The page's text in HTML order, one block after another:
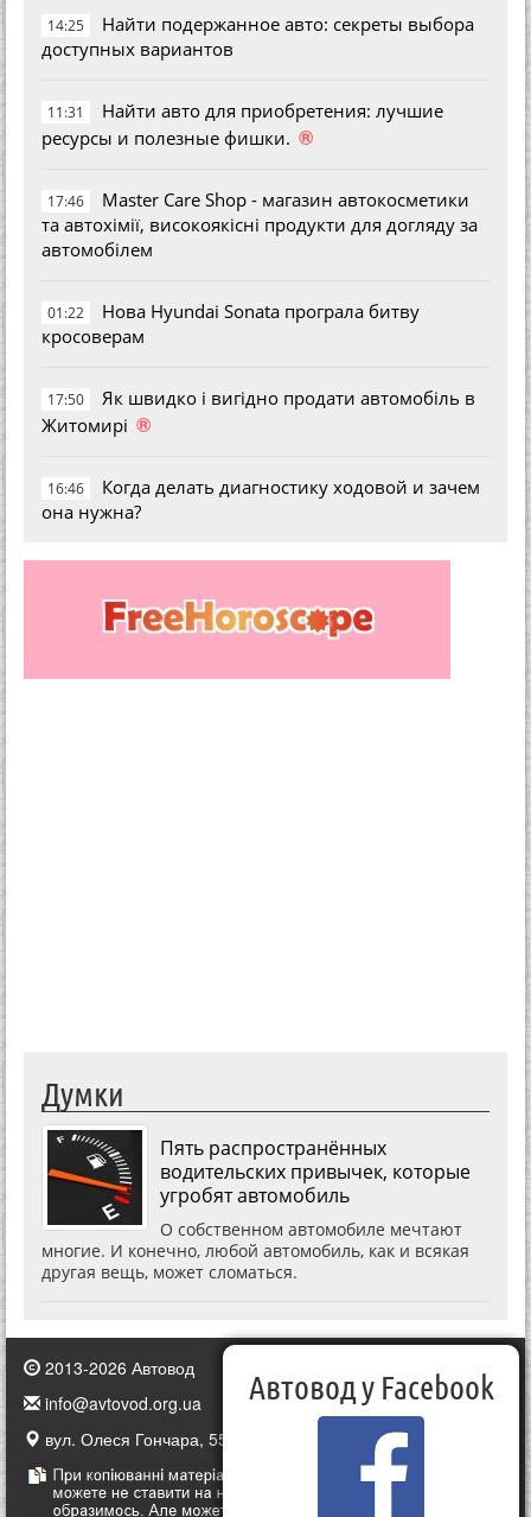
14:25
Найти подержанное авто: секреты выбора
доступных вариантов
11:31
Найти авто для приобретения: лучшие
ресурсы и полезные фишки. ®
17:46
Master Care Shop - магазин автокосметики
та автохімії, високоякісні продукти для догляду за
автомобілем
01:22
Нова Hyundai Sonata програла битву
кросоверам
17:50
Як швидко і вигідно продати автомобіль в
Житомирі ®
16:46
Когда делать диагностику ходовой и зачем
она нужна?
Думки
Пять распространённых
водительских привычек, которые
угробят автомобиль
О собственном автомобиле мечтают
многие. И конечно, любой автомобиль, как и всякая
другая вещь, может сломаться.
2013-2026 Автовод
info@avtovod.org.ua
вул. Олеся Гончара, 55, Київ, Україна
Автовод у Facebook